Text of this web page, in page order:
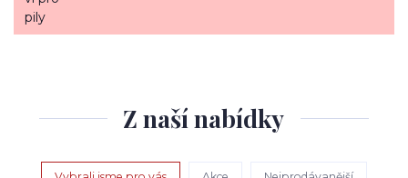
Z naší nabídky